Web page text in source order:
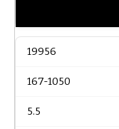
19956
167-1050
5.5